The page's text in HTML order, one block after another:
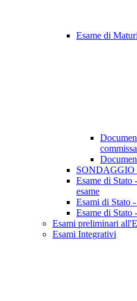
Esame di
Esame di Stato
esame
Esami di Stato
Esame di Stato
Esami preliminari
Esami Integrativi